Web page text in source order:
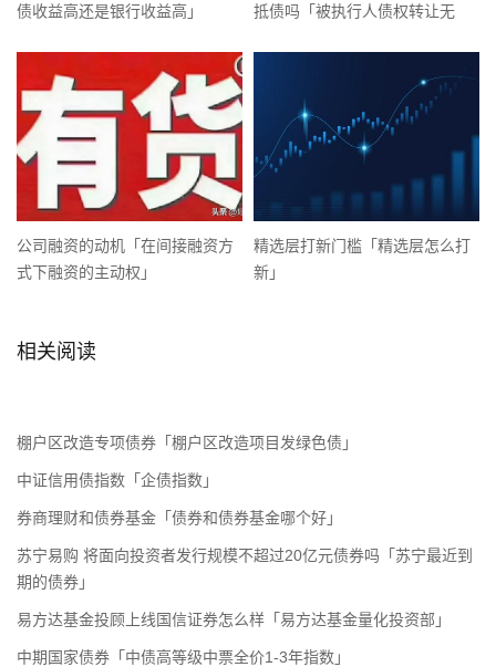
债收益高还是银行收益高」
抵债吗「被执行人债权转让无
公司融资的动机「在间接融资方
式下融资的主动权」
精选层打新门槛「精选层怎么打
新」
相关阅读
棚户区改造专项债券「棚户区改造项目发绿色债」
中证信用债指数「企债指数」
券商理财和债券基金「债券和债券基金哪个好」
苏宁易购 将面向投资者发行规模不超过20亿元债券吗「苏宁最近到
期的债券」
易方达基金投顾上线国信证券怎么样「易方达基金量化投资部」
中期国家债券「中债高等级中票全价1-3年指数」